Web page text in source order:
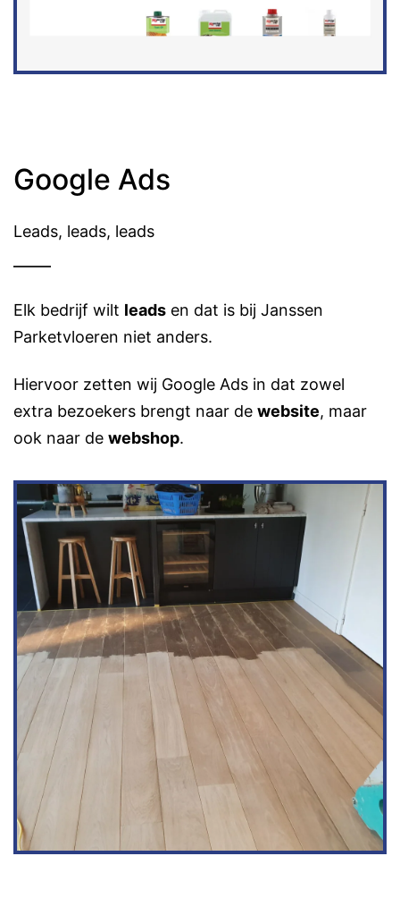
Google Ads
Leads, leads, leads
Elk bedrijf wilt leads en dat is bij Janssen
Parketvloeren niet anders.
Hiervoor zetten wij Google Ads in dat zowel
extra bezoekers brengt naar de website, maar
ook naar de webshop.